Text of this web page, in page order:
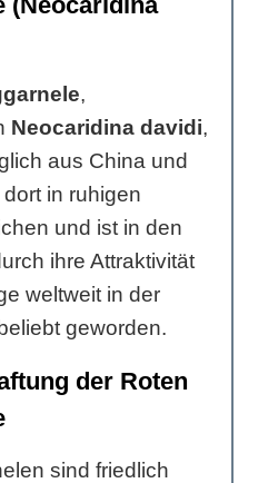
,
Neocaridina davidi,
aus China und
in ruhigen
und ist in den
ihre Attraktivität
weltweit in der
geworden.
der Roten
sind friedlich